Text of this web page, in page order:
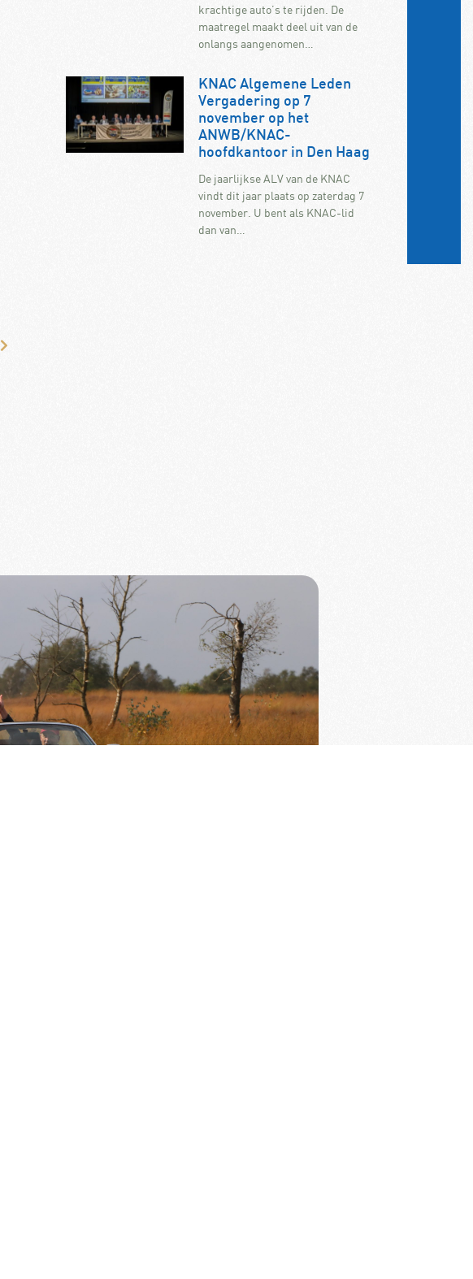
krachtige auto’s te rijden. De
maatregel maakt deel uit van de
onlangs aangenomen…
KNAC Algemene Leden
Vergadering op 7
november op het
ANWB/KNAC-
hoofdkantoor in Den Haag
De jaarlijkse ALV van de KNAC
vindt dit jaar plaats op zaterdag 7
november. U bent als KNAC-lid
dan van…